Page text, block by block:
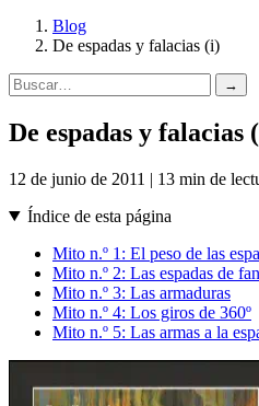
Blog
De espadas y falacias (i)
→
De espadas y falacias
12 de junio de 2011 | 13 min de
Índice de esta página
Mito n.º 1: El peso de las
Mito n.º 2: Las espadas de
Mito n.º 3: Las armaduras
Mito n.º 4: Los giros de 360º
Mito n.º 5: Las armas a la